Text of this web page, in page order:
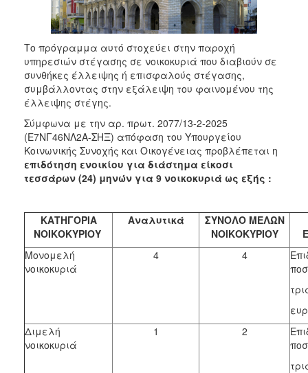
Το πρόγραμμα αυτό στοχεύει στην παροχή
υπηρεσιών στέγασης σε νοικοκυριά που διαβιούν σε
συνθήκες έλλειψης ή επισφαλούς στέγασης,
συμβάλλοντας στην εξάλειψη του φαινομένου της
έλλειψης στέγης.
Σύμφωνα με την αρ. πρωτ. 2077/13-2-2025
(Ε7ΝΓ46ΝΛ2Α-ΣΗΞ) απόφαση του Υπουργείου
Κοινωνικής Συνοχής και Οικογένειας προβλέπεται η
επιδότηση ενοικίου για διάστημα είκοσι
τεσσάρων (24) μηνών για 9 νοικοκυριά ως εξής :
ΚΑΤΗΓΟΡΙΑ
ΝΟΙΚΟΚΥΡΙΟΥ
Αναλυτικά
ΣΥΝΟΛΟ ΜΕΛΩΝ
ΝΟΙΚΟΚΥΡΙΟΥ
Μονομελή
νοικοκυριά
4 4
Διμελή
νοικοκυριά
1 2